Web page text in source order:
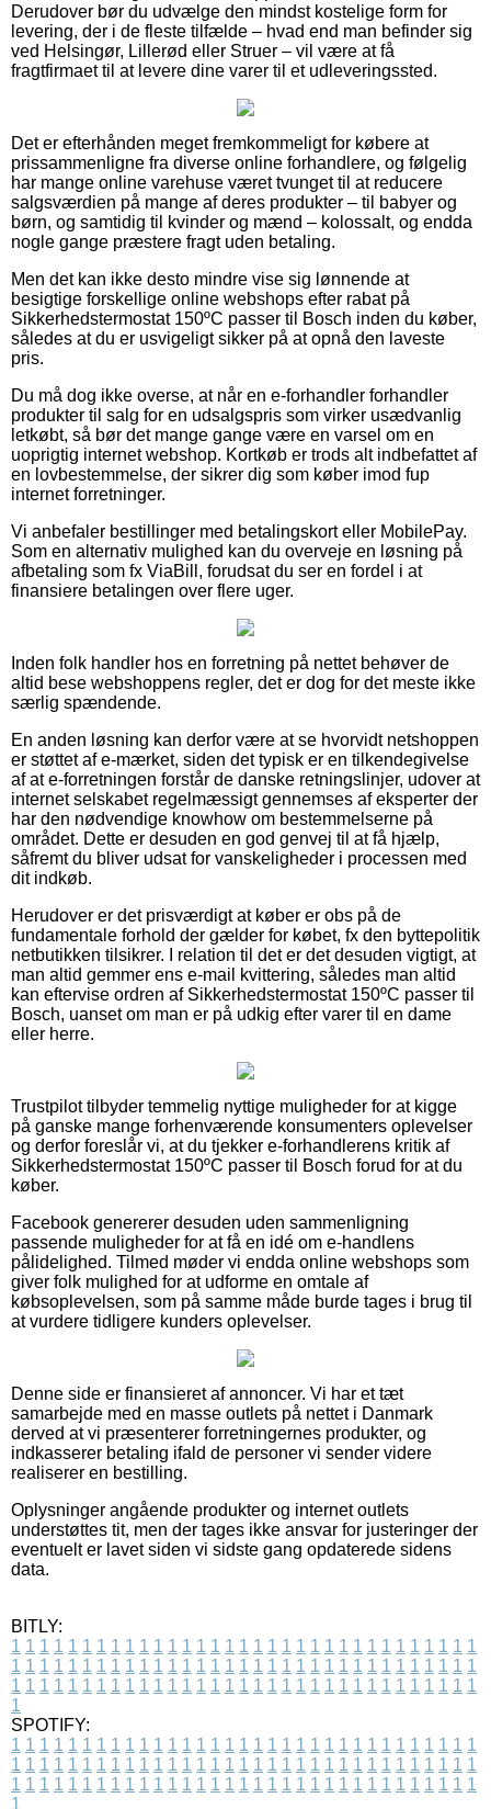
Derudover bør du udvælge den mindst kostelige form for
levering, der i de fleste tilfælde – hvad end man befinder sig
ved Helsingør, Lillerød eller Struer – vil være at få
fragtfirmaet til at levere dine varer til et udleveringssted.
Det er efterhånden meget fremkommeligt for købere at
prissammenligne fra diverse online forhandlere, og følgelig
har mange online varehuse været tvunget til at reducere
salgsværdien på mange af deres produkter – til babyer og
børn, og samtidig til kvinder og mænd – kolossalt, og endda
nogle gange præstere fragt uden betaling.
Men det kan ikke desto mindre vise sig lønnende at
besigtige forskellige online webshops efter rabat på
Sikkerhedstermostat 150ºC passer til Bosch inden du køber,
således at du er usvigeligt sikker på at opnå den laveste
pris.
Du må dog ikke overse, at når en e-forhandler forhandler
produkter til salg for en udsalgspris som virker usædvanlig
letkøbt, så bør det mange gange være en varsel om en
uoprigtig internet webshop. Kortkøb er trods alt indbefattet af
en lovbestemmelse, der sikrer dig som køber imod fup
internet forretninger.
Vi anbefaler bestillinger med betalingskort eller MobilePay.
Som en alternativ mulighed kan du overveje en løsning på
afbetaling som fx ViaBill, forudsat du ser en fordel i at
finansiere betalingen over flere uger.
Inden folk handler hos en forretning på nettet behøver de
altid bese webshoppens regler, det er dog for det meste ikke
særlig spændende.
En anden løsning kan derfor være at se hvorvidt netshoppen
er støttet af e-mærket, siden det typisk er en tilkendegivelse
af at e-forretningen forstår de danske retningslinjer, udover at
internet selskabet regelmæssigt gennemses af eksperter der
har den nødvendige knowhow om bestemmelserne på
området. Dette er desuden en god genvej til at få hjælp,
såfremt du bliver udsat for vanskeligheder i processen med
dit indkøb.
Herudover er det prisværdigt at køber er obs på de
fundamentale forhold der gælder for købet, fx den byttepolitik
netbutikken tilsikrer. I relation til det er det desuden vigtigt, at
man altid gemmer ens e-mail kvittering, således man altid
kan eftervise ordren af Sikkerhedstermostat 150ºC passer til
Bosch, uanset om man er på udkig efter varer til en dame
eller herre.
Trustpilot tilbyder temmelig nyttige muligheder for at kigge
på ganske mange forhenværende konsumenters oplevelser
og derfor foreslår vi, at du tjekker e-forhandlerens kritik af
Sikkerhedstermostat 150ºC passer til Bosch forud for at du
køber.
Facebook genererer desuden uden sammenligning
passende muligheder for at få en idé om e-handlens
pålidelighed. Tilmed møder vi endda online webshops som
giver folk mulighed for at udforme en omtale af
købsoplevelsen, som på samme måde burde tages i brug til
at vurdere tidligere kunders oplevelser.
Denne side er finansieret af annoncer. Vi har et tæt
samarbejde med en masse outlets på nettet i Danmark
derved at vi præsenterer forretningernes produkter, og
indkasserer betaling ifald de personer vi sender videre
realiserer en bestilling.
Oplysninger angående produkter og internet outlets
understøttes tit, men der tages ikke ansvar for justeringer der
eventuelt er lavet siden vi sidste gang opdaterede sidens
data.
BITLY:
1 1 1 1 1 1 1 1 1 1 1 1 1 1 1 1 1 1 1 1 1 1 1 1 1 1 1 1 1 1 1 1 1
1 1 1 1 1 1 1 1 1 1 1 1 1 1 1 1 1 1 1 1 1 1 1 1 1 1 1 1 1 1 1 1 1
1 1 1 1 1 1 1 1 1 1 1 1 1 1 1 1 1 1 1 1 1 1 1 1 1 1 1 1 1 1 1 1 1
1
SPOTIFY:
1 1 1 1 1 1 1 1 1 1 1 1 1 1 1 1 1 1 1 1 1 1 1 1 1 1 1 1 1 1 1 1 1
1 1 1 1 1 1 1 1 1 1 1 1 1 1 1 1 1 1 1 1 1 1 1 1 1 1 1 1 1 1 1 1 1
1 1 1 1 1 1 1 1 1 1 1 1 1 1 1 1 1 1 1 1 1 1 1 1 1 1 1 1 1 1 1 1 1
1